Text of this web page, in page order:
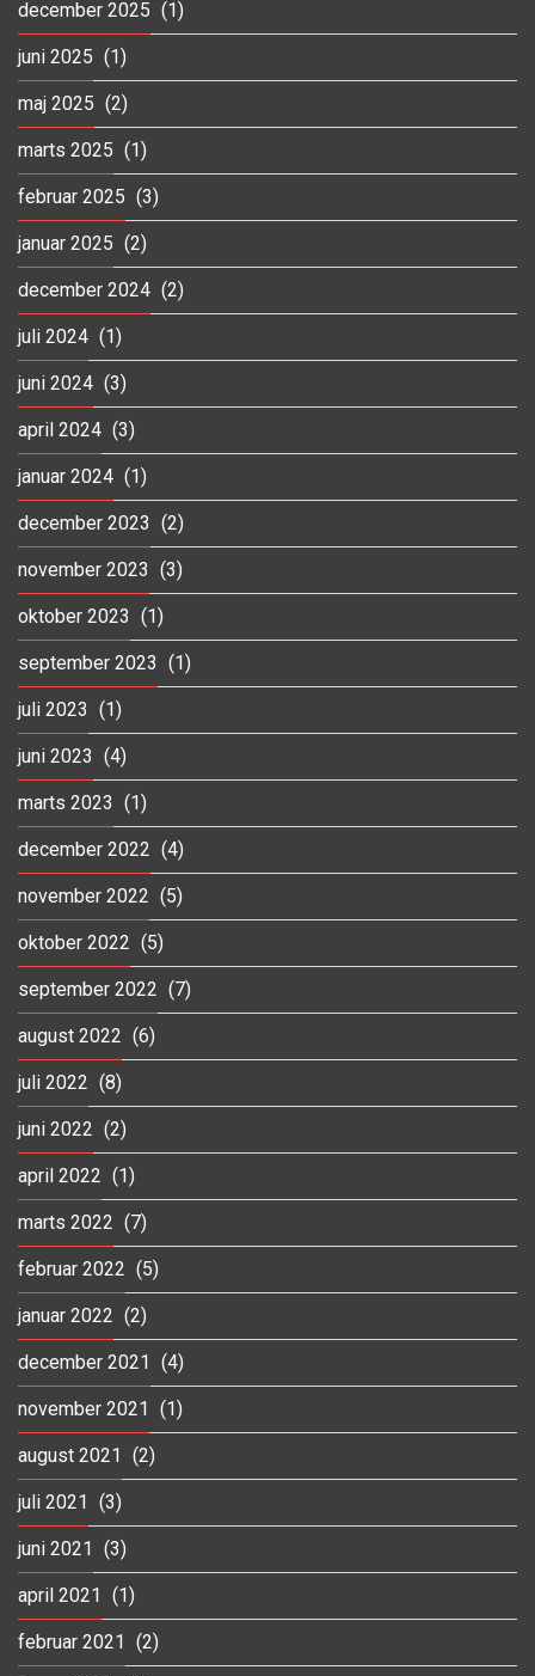
december 2025 (1)
juni 2025 (1)
maj 2025 (2)
marts 2025 (1)
februar 2025 (3)
januar 2025 (2)
december 2024 (2)
juli 2024 (1)
juni 2024 (3)
april 2024 (3)
januar 2024 (1)
december 2023 (2)
november 2023 (3)
oktober 2023 (1)
september 2023 (1)
juli 2023 (1)
juni 2023 (4)
marts 2023 (1)
december 2022 (4)
november 2022 (5)
oktober 2022 (5)
september 2022 (7)
august 2022 (6)
juli 2022 (8)
juni 2022 (2)
april 2022 (1)
marts 2022 (7)
februar 2022 (5)
januar 2022 (2)
december 2021 (4)
november 2021 (1)
august 2021 (2)
juli 2021 (3)
juni 2021 (3)
april 2021 (1)
februar 2021 (2)